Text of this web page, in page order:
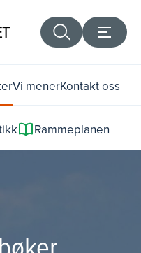
Vi menerKontakt oss
Rammeplanen